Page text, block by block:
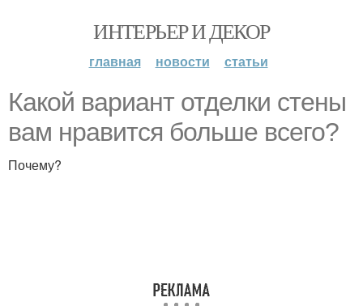
ИНТЕРЬЕР И ДЕКОР
главная новости статьи
Какой вариант отделки стены
вам нравится больше всего?
Почему?